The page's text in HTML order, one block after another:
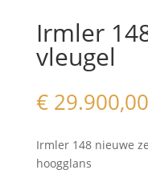
Irmler
vleugel
€29.900,00
Irmler 148 nieuwe
hoogglans